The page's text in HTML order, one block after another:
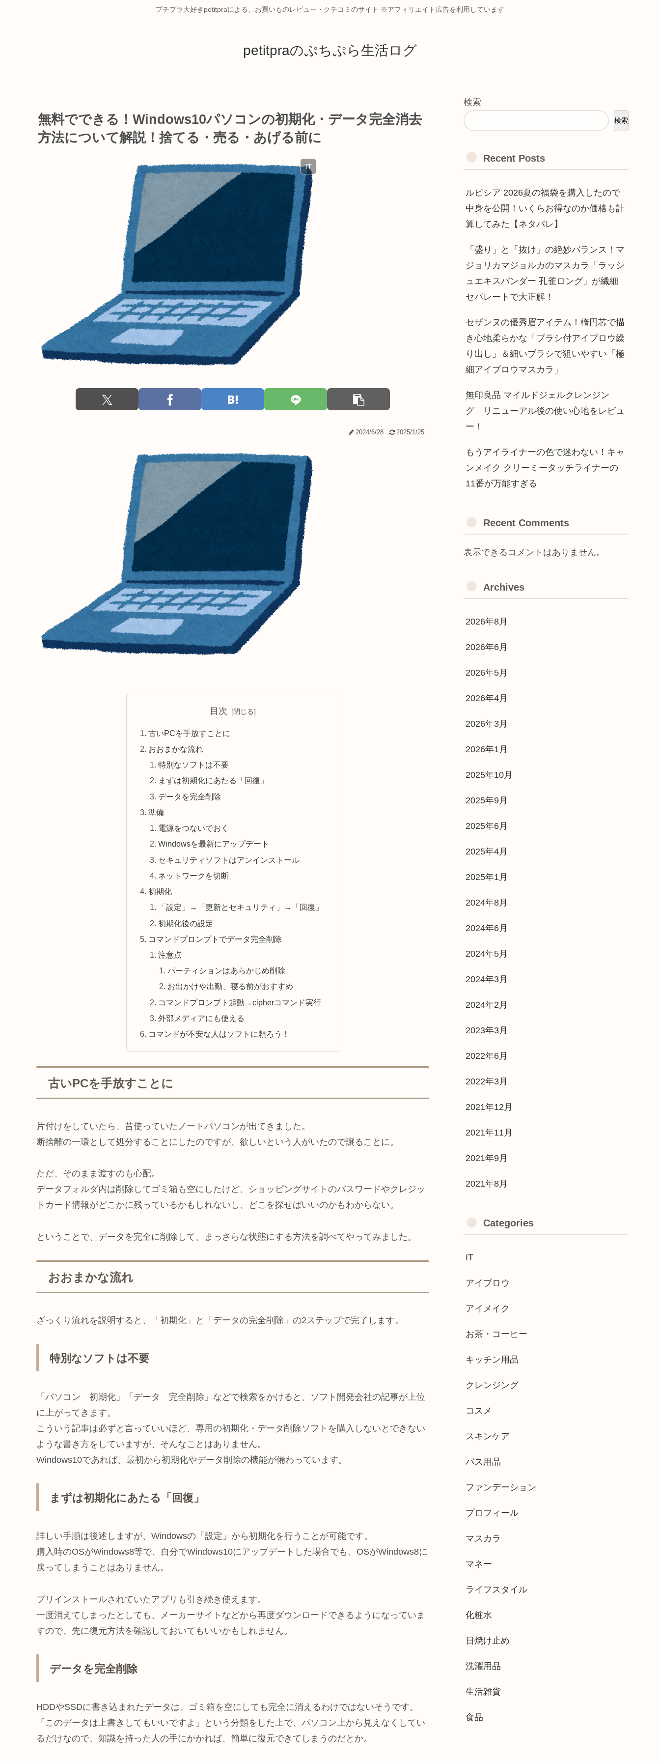
プチプラ大好きpetitpraによる、お買いものレビュー・クチコミのサイト ※アフィリエイト広告を利用しています
petitpraのぷちぷら生活ログ
無料でできる！Windows10パソコンの初期化・データ完全消去
方法について解説！捨てる・売る・あげる前に
IT
2024/6/28 2025/1/25
目次
古いPCを手放すことに
おおまかな流れ
特別なソフトは不要
まずは初期化にあたる「回復」
データを完全削除
準備
電源をつないでおく
Windowsを最新にアップデート
セキュリティソフトはアンインストール
ネットワークを切断
初期化
「設定」→「更新とセキュリティ」→「回復」
初期化後の設定
コマンドプロンプトでデータ完全削除
注意点
パーティションはあらかじめ削除
お出かけや出勤、寝る前がおすすめ
コマンドプロンプト起動→cipherコマンド実行
外部メディアにも使える
コマンドが不安な人はソフトに頼ろう！
古いPCを手放すことに
片付けをしていたら、昔使っていたノートパソコンが出てきました。
断捨離の一環として処分することにしたのですが、欲しいという人がいたので譲ることに。
ただ、そのまま渡すのも心配。
データフォルダ内は削除してゴミ箱も空にしたけど、ショッピングサイトのパスワードやクレジッ
トカード情報がどこかに残っているかもしれないし、どこを探せばいいのかもわからない。
ということで、データを完全に削除して、まっさらな状態にする方法を調べてやってみました。
おおまかな流れ
ざっくり流れを説明すると、「初期化」と「データの完全削除」の2ステップで完了します。
特別なソフトは不要
「パソコン 初期化」「データ 完全削除」などで検索をかけると、ソフト開発会社の記事が上位
に上がってきます。
こういう記事は必ずと言っていいほど、専用の初期化・データ削除ソフトを購入しないとできない
ような書き方をしていますが、そんなことはありません。
Windows10であれば、最初から初期化やデータ削除の機能が備わっています。
まずは初期化にあたる「回復」
詳しい手順は後述しますが、Windowsの「設定」から初期化を行うことが可能です。
購入時のOSがWindows8等で、自分でWindows10にアップデートした場合でも、OSがWindows8に
戻ってしまうことはありません。
プリインストールされていたアプリも引き続き使えます。
一度消えてしまったとしても、メーカーサイトなどから再度ダウンロードできるようになっていま
すので、先に復元方法を確認しておいてもいいかもしれません。
データを完全削除
HDDやSSDに書き込まれたデータは、ゴミ箱を空にしても完全に消えるわけではないそうです。
「このデータは上書きしてもいいですよ」という分類をした上で、パソコン上から見えなくしてい
るだけなので、知識を持った人の手にかかれば、簡単に復元できてしまうのだとか。
検索
検索
Recent Posts
ルピシア 2026夏の福袋を購入したので
中身を公開！いくらお得なのか価格も計
算してみた【ネタバレ】
「盛り」と「抜け」の絶妙バランス！マ
ジョリカマジョルカのマスカラ「ラッシ
ュエキスパンダー 孔雀ロング」が繊細
セパレートで大正解！
セザンヌの優秀眉アイテム！楕円芯で描
き心地柔らかな「ブラシ付アイブロウ繰
り出し」＆細いブラシで狙いやすい「極
細アイブロウマスカラ」
無印良品 マイルドジェルクレンジン
グ リニューアル後の使い心地をレビュ
ー！
もうアイライナーの色で迷わない！キャ
ンメイク クリーミータッチライナーの
11番が万能すぎる
Recent Comments
表示できるコメントはありません。
Archives
2026年8月
2026年6月
2026年5月
2026年4月
2026年3月
2026年1月
2025年10月
2025年9月
2025年6月
2025年4月
2025年1月
2024年8月
2024年6月
2024年5月
2024年3月
2024年2月
2023年3月
2022年6月
2022年3月
2021年12月
2021年11月
2021年9月
2021年8月
Categories
IT
アイブロウ
アイメイク
お茶・コーヒー
キッチン用品
クレンジング
コスメ
スキンケア
バス用品
ファンデーション
プロフィール
マスカラ
マネー
ライフスタイル
化粧水
日焼け止め
洗濯用品
生活雑貨
食品